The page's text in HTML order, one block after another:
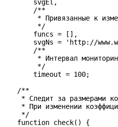
        svgEl,
        /**
* Привязанные к
         */
        funcs = [],
svgNs = 'http://
        /**
* Интервал
         */
        timeout = 100;
    /**
* Следит за размерами
* При изменении
     */
    function check() {